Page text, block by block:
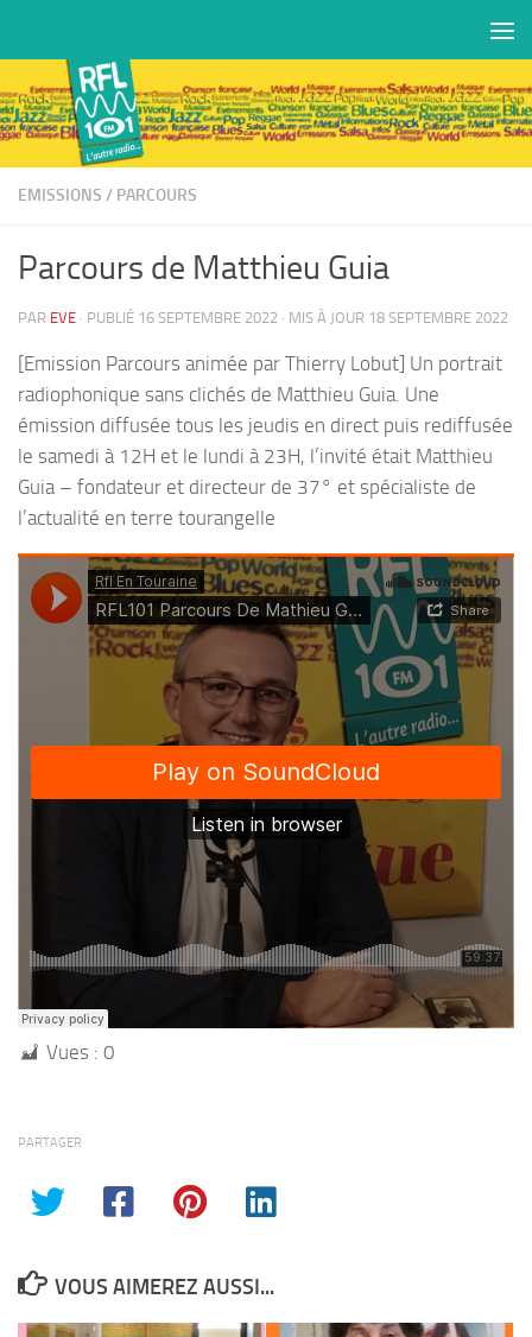
EMISSIONS / PARCOURS
Parcours de Matthieu Guia
PAR EVE · PUBLIÉ 16 SEPTEMBRE 2022 · MIS À JOUR 18 SEPTEMBRE 2022
[Emission Parcours animée par Thierry Lobut] Un portrait
radiophonique sans clichés de Matthieu Guia. Une
émission diffusée tous les jeudis en direct puis rediffusée
le samedi à 12H et le lundi à 23H, l’invité était Matthieu
Guia – fondateur et directeur de 37° et spécialiste de
l’actualité en terre tourangelle
Vues : 0
PARTAGER
VOUS AIMEREZ AUSSI...